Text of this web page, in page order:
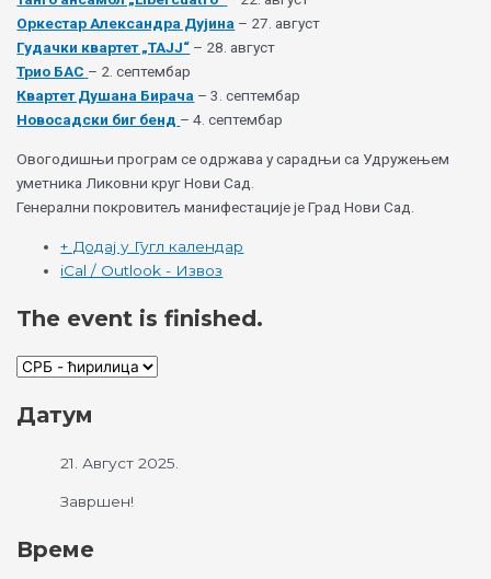
Оркестар Александра Дујина – 27. август
Гудачки квартет „ТАЈЈ“ – 28. август
Трио БАС – 2. септембар
Квартет Душана Бирача – 3. септембар
Новосадски биг бенд – 4. септембар
Овогодишњи програм се одржава у сарадњи са Удружењем
уметника Ликовни круг Нови Сад.
Генерални покровитељ манифестације је Град Нови Сад.
+ Додај у Гугл календар
iCal / Outlook - Извоз
The event is finished.
Датум
21. Август 2025.
Завршен!
Време